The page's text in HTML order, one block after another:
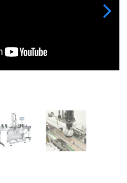
Next